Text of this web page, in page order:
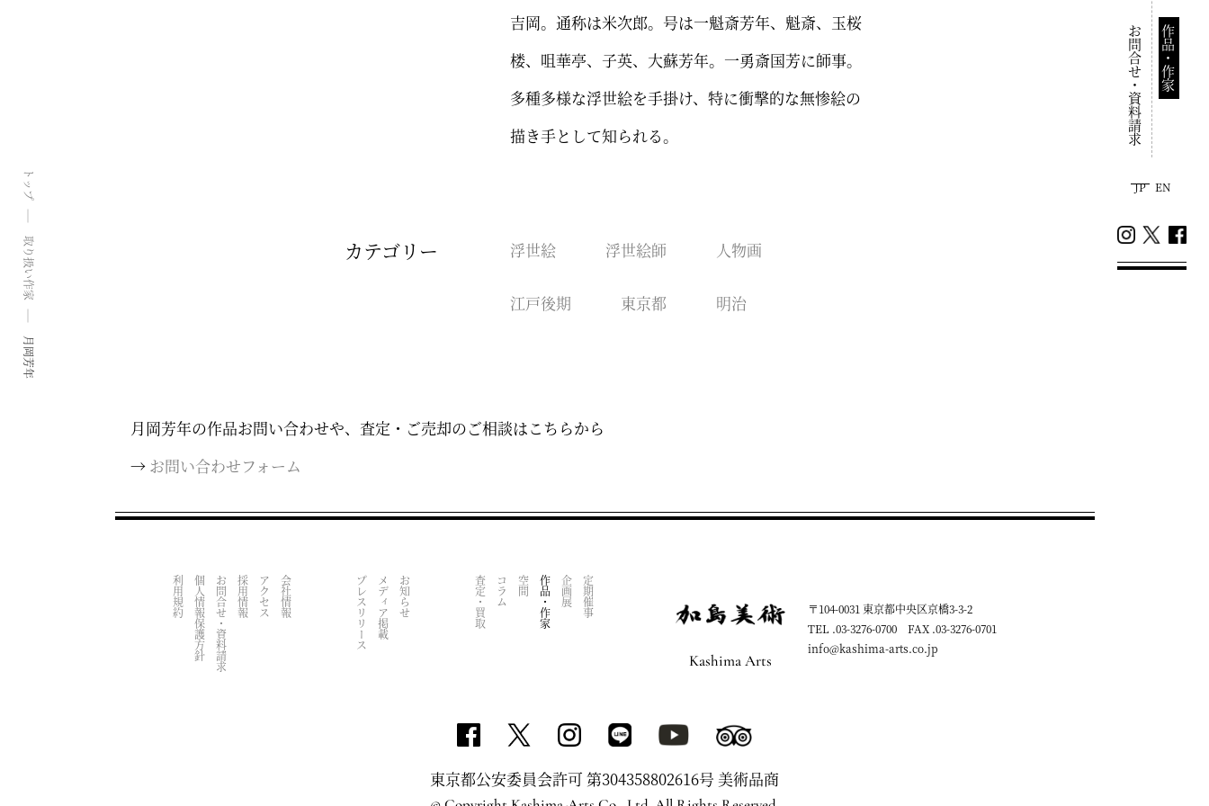
作品・作家
お問合せ・資料請求
JP EN
トップ
取り扱い作家
月岡芳年
吉岡。通称は米次郎。号は一魁斎芳年、魁斎、玉桜
楼、咀華亭、子英、大蘇芳年。一勇斎国芳に師事。
多種多様な浮世絵を手掛け、特に衝撃的な無惨絵の
描き手として知られる。
カテゴリー 浮世絵 浮世絵師 人物画
江戸後期 東京都 明治
月岡芳年の作品お問い合わせや、査定・ご売却のご相談はこちらから
→ お問い合わせフォーム
定期催事
企画展
作品・作家
空間
コラム
査定・買取
お知らせ
メディア掲載
プレスリリース
会社情報
アクセス
採用情報
お問合せ・資料請求
個人情報保護方針
利用規約
Kashima Arts
〒104-0031 東京都中央区京橋3-3-2
TEL .03-3276-0700 FAX .03-3276-0701
info@kashima-arts.co.jp
東京都公安委員会許可 第304358802616号 美術品商